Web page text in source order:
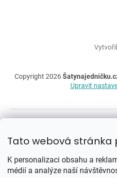
Tato webová stránka
K personalizaci obsahu a
médií a analýze naší
Copyright 2026
Upravit